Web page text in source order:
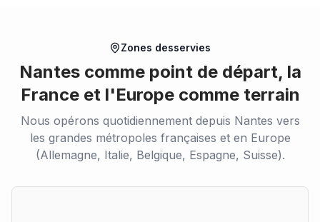
Zones desservies
Nantes comme point de départ, la
France et l'Europe comme terrain
Nous opérons quotidiennement depuis Nantes vers
les grandes métropoles françaises et en Europe
(Allemagne, Italie, Belgique, Espagne, Suisse).